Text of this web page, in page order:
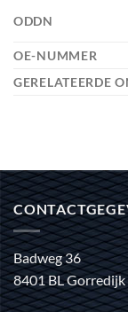
ODDN
OE-NUMMER
GERELATEERDE
Badweg 36
8401 BL Gorredijk